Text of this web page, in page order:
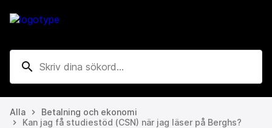
search
Alla keyboard_arrow_right Betalning och ekonomi
keyboard_arrow_right Kan jag få studiestöd (CSN) när jag läser på Berghs?